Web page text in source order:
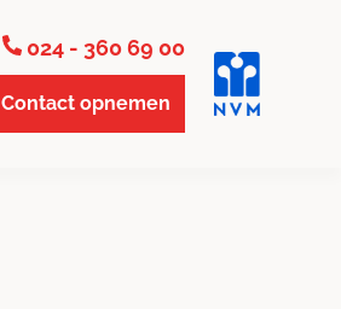
024 - 360 69 00
Contact opnemen